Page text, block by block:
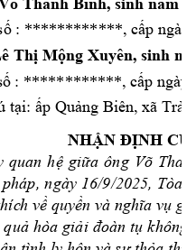
: ************, cấp ngày
Thị Mộng Xuyên, sinh
: ************, cấp n
tại: ấp Quảng Biên, xã
NHẬN ĐỊNH
quan hệ giữa ông Võ Than
pháp, ngày 16/9/2025, Tòa
h về quyền và nghĩa vụ
quả hòa giải đoàn tụ không